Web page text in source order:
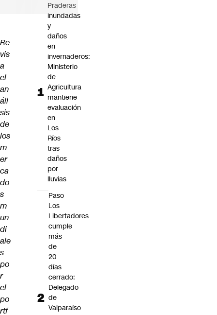
Re
vis
a
el
an
áli
sis
de
los
m
er
ca
do
s
m
un
di
ale
s
po
r
el
po
rtf
Praderas
inundadas
y
daños
en
invernaderos:
Ministerio
de
Agricultura
mantiene
evaluación
en
Los
Ríos
tras
daños
por
lluvias
Paso
Los
Libertadores
cumple
más
de
20
días
cerrado:
Delegado
de
Valparaíso